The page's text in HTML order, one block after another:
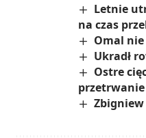
Letnie
na czas
Omal
Ukradł
Ostre
przetrwanie